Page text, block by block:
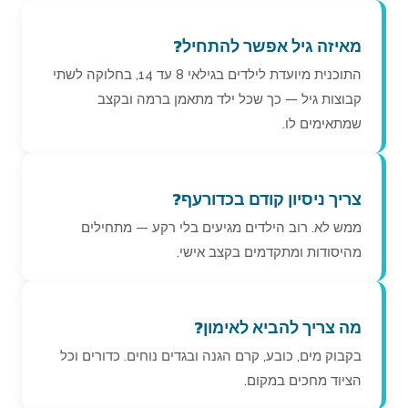
מאיזה גיל אפשר להתחיל?
התוכנית מיועדת לילדים בגילאי 8 עד 14, בחלוקה לשתי
קבוצות גיל — כך שכל ילד מתאמן ברמה ובקצב
שמתאימים לו.
צריך ניסיון קודם בכדורעף?
ממש לא. רוב הילדים מגיעים בלי רקע — מתחילים
מהיסודות ומתקדמים בקצב אישי.
מה צריך להביא לאימון?
בקבוק מים, כובע, קרם הגנה ובגדים נוחים. כדורים וכל
הציוד מחכים במקום.